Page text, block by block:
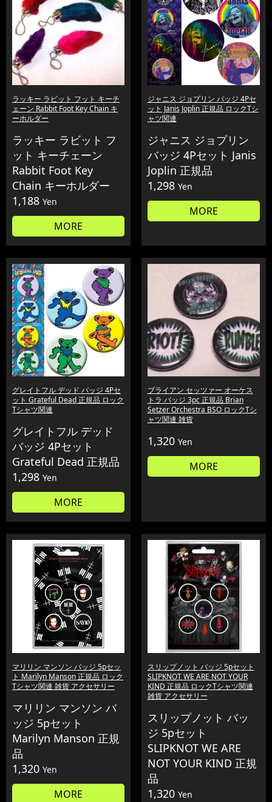
ラッキー ラビット フット キーチ
ェーン Rabbit Foot Key Chain キ
ーホルダー
ラッキー ラビット フ
ット キーチェーン
Rabbit Foot Key
Chain キーホルダー
1,188 Yen
MORE
ジャニス ジョプリン バッジ 4Pセ
ット Janis Joplin 正規品 ロックTシ
ャツ関連
ジャニス ジョプリン
バッジ 4Pセット Janis
Joplin 正規品
1,298 Yen
MORE
グレイトフル デッド バッジ 4Pセ
ット Grateful Dead 正規品 ロック
Tシャツ関連
グレイトフル デッド
バッジ 4Pセット
Grateful Dead 正規品
1,298 Yen
MORE
ブライアン セッツァー オーケス
トラ バッジ 3pc 正規品 Brian
Setzer Orchestra BSO ロックTシ
ャツ関連 雑貨
1,320 Yen
MORE
マリリン マンソン バッジ 5pセッ
ト Marilyn Manson 正規品 ロック
Tシャツ関連 雑貨 アクセサリー
マリリン マンソン バ
ッジ 5pセット
Marilyn Manson 正規
品
1,320 Yen
MORE
スリップノット バッジ 5pセット
SLIPKNOT WE ARE NOT YOUR
KIND 正規品 ロックTシャツ関連
雑貨 アクセサリー
スリップノット バッ
ジ 5pセット
SLIPKNOT WE ARE
NOT YOUR KIND 正規
品
1,320 Yen